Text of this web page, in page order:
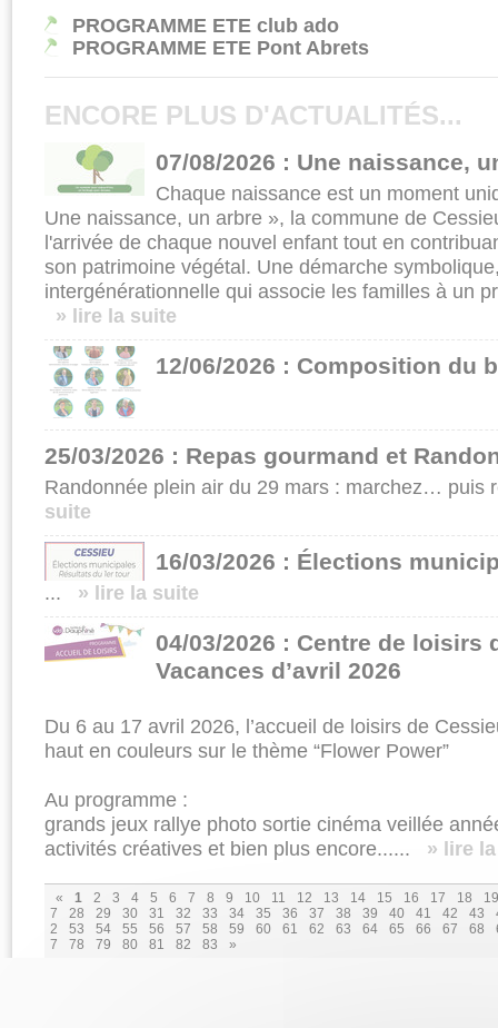
PROGRAMME ETE club ado
PROGRAMME ETE Pont Abrets
ENCORE PLUS D'ACTUALITÉS...
07/08/2026 : Une naissance,
Chaque naissance est un moment
Une naissance, un arbre », la commune de
l'arrivée de chaque nouvel enfant tout en
son patrimoine végétal. Une démarche
intergénérationnelle qui associe les familles à un
» lire la suite
12/06/2026 : Composition du
25/03/2026 : Repas gourmand et
Randonnée plein air du 29 mars : marchez… puis
suite
16/03/2026 : Élections
... » lire la suite
04/03/2026 : Centre de loisirs
Vacances d’avril 2026
Du 6 au 17 avril 2026, l’accueil de loisirs de
haut en couleurs sur le thème “Flower Power”
Au programme :
grands jeux rallye photo sortie cinéma veillée
activités créatives et bien plus encore......
» lire
« 1 2 3 4 5 6 7 8 9 10 11 12 13 14 15 16 17 18
19
7
28 29 30 31 32 33 34 35 36 37 38 39 40 41 42 43
2
53 54 55 56 57 58 59 60 61 62 63 64 65 66 67 68
7
78 79 80 81 82 83 »